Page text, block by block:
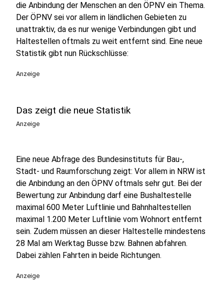
die Anbindung der Menschen an den ÖPNV ein Thema.
Der ÖPNV sei vor allem in ländlichen Gebieten zu
unattraktiv, da es nur wenige Verbindungen gibt und
Haltestellen oftmals zu weit entfernt sind. Eine neue
Statistik gibt nun Rückschlüsse:
Anzeige
Das zeigt die neue Statistik
Anzeige
Eine neue Abfrage des Bundesinstituts für Bau-,
Stadt- und Raumforschung zeigt: Vor allem in NRW ist
die Anbindung an den ÖPNV oftmals sehr gut. Bei der
Bewertung zur Anbindung darf eine Bushaltestelle
maximal 600 Meter Luftlinie und Bahnhaltestellen
maximal 1.200 Meter Luftlinie vom Wohnort entfernt
sein. Zudem müssen an dieser Haltestelle mindestens
28 Mal am Werktag Busse bzw. Bahnen abfahren.
Dabei zählen Fahrten in beide Richtungen.
Anzeige